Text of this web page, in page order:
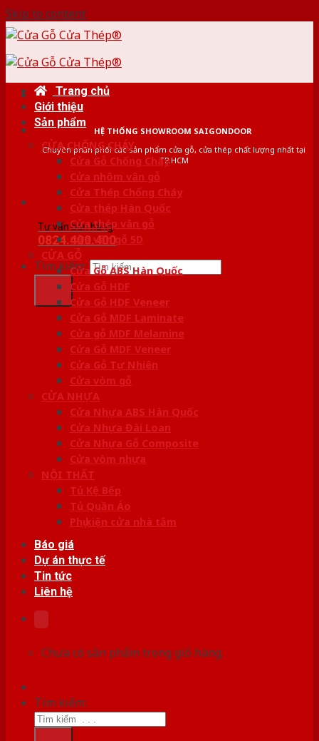
Skip to content
HỆ THỐNG SHOWROOM SAIGONDOOR
Chuyên phân phối các sản phẩm cửa gỗ, cửa thép chất lượng nhất tại
TP.HCM
Tư vấn bán hàng
0824.400.400
Tìm kiếm:
Trang chủ
Giới thiệu
Sản phẩm
CỬA CHỐNG CHÁY
Cửa Gỗ Chống Cháy
Cửa nhôm vân gỗ
Cửa Thép Chống Cháy
Cửa thép Hàn Quốc
Cửa thép vân gỗ
Cửa vân gỗ 5D
CỬA GỖ
Cửa Gỗ ABS Hàn Quốc
Cửa Gỗ HDF
Cửa Gỗ HDF Veneer
Cửa Gỗ MDF Laminate
Cửa gỗ MDF Melamine
Cửa Gỗ MDF Veneer
Cửa Gỗ Tự Nhiên
Cửa vòm gỗ
CỬA NHỰA
Cửa Nhựa ABS Hàn Quốc
Cửa Nhựa Đài Loan
Cửa Nhựa Gỗ Composite
Cửa vòm nhựa
NỘI THẤT
Tủ Kệ Bếp
Tủ Quần Áo
Phụ kiện cửa nhà tắm
Báo giá
Dự án thực tế
Tin tức
Liên hệ
Chưa có sản phẩm trong giỏ hàng.
Tìm kiếm: